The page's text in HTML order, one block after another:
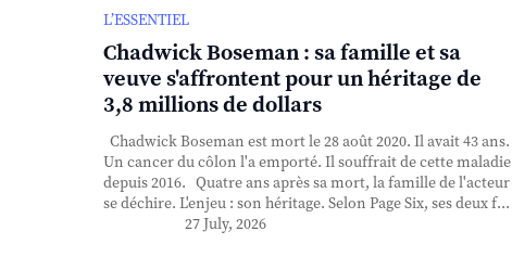
L’ESSENTIEL
Chadwick Boseman : sa famille et sa
veuve s'affrontent pour un héritage de
3,8 millions de dollars
Chadwick Boseman est mort le 28 août 2020. Il avait 43 ans.
Un cancer du côlon l'a emporté. Il souffrait de cette maladie
depuis 2016. Quatre ans après sa mort, la famille de l'acteur
se déchire. L'enjeu : son héritage. Selon Page Six, ses deux f...
27 July, 2026